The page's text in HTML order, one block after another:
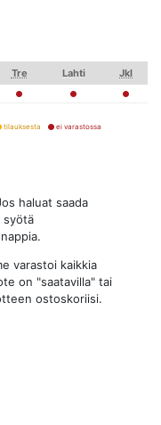
Tre Lahti Jkl
tilauksesta ei varastossa
haluat saada
syötä
varastoi kaikkia
on "saatavilla" tai
ostoskoriisi.